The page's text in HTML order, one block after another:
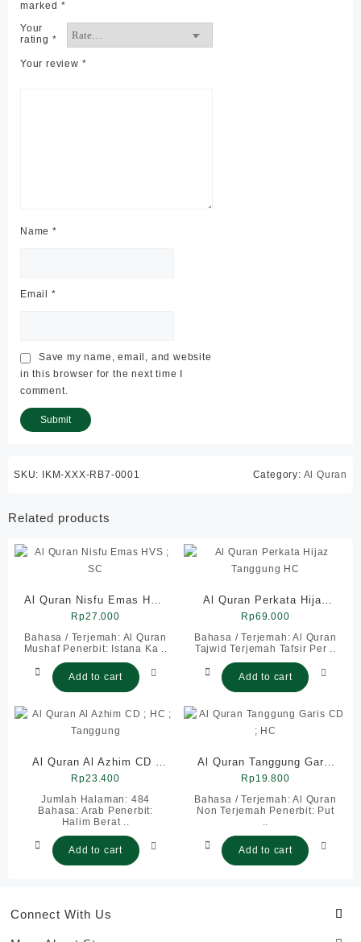
marked *
Your
rating *
Your review *
Name *
Email *
Save my name, email, and website
in this browser for the next time I
comment.
SKU: IKM-XXX-RB7-0001 Category: Al Quran
Related products
Al Quran Nisfu Emas HVS
; SC
Rp27.000
Bahasa / Terjemah: Al Quran
Mushaf Penerbit: Istana Ka ..
Add to cart
Al Quran Perkata Hijaz
Tanggung HC
Rp69.000
Bahasa / Terjemah: Al Quran
Tajwid Terjemah Tafsir Per ..
Add to cart
Al Quran Al Azhim CD ;
HC ; Tanggung
Rp23.400
Jumlah Halaman: 484
Bahasa: Arab Penerbit:
Halim Berat ..
Add to cart
Al Quran Tanggung Garis
CD ; HC
Rp19.800
Bahasa / Terjemah: Al Quran
Non Terjemah Penerbit: Put
..
Add to cart
Connect With Us